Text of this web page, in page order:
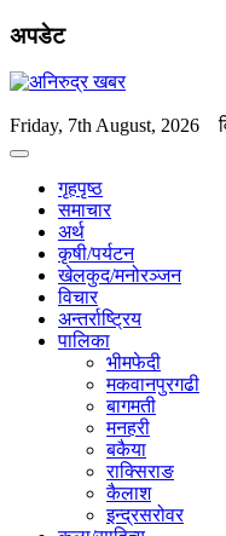
अपडेट
Friday, 7th August, 2026
गृहपृष्ठ
समाचार
अर्थ
कृषी/पर्यटन
खेलकुद/मनोरञ्जन
विचार
अन्तर्राष्ट्रिय
पालिका
भीमफेदी
मकवानपुरगढी
बागमती
मनहरी
बकैया
राक्सिराङ
कैलाश
इन्द्रसरोवर